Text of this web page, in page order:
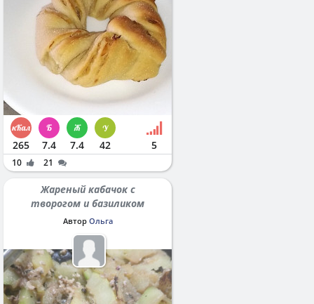
265 7.4 7.4 42 5
10 21
Жареный кабачок с
творогом и базиликом
Автор Ольга